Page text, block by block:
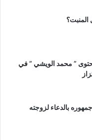
” محمد الويشي ” في
بالدعاء لزوجته